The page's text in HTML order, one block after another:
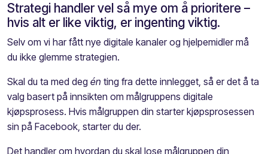
Strategi handler vel så mye om å prioritere –
hvis alt er like viktig, er ingenting viktig.
Selv om vi har fått nye digitale kanaler og hjelpemidler må
du ikke glemme strategien.
Skal du ta med deg én ting fra dette innlegget, så er det å ta
valg basert på innsikten om målgruppens digitale
kjøpsprosess. Hvis målgruppen din starter kjøpsprosessen
sin på Facebook, starter du der.
Det handler om hvordan du skal lose målgruppen din